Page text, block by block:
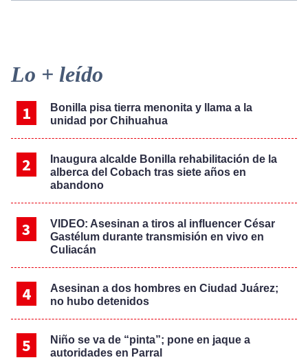
Primary
Sidebar
Lo + leído
Bonilla pisa tierra menonita y llama a la
unidad por Chihuahua
Inaugura alcalde Bonilla rehabilitación de la
alberca del Cobach tras siete años en
abandono
VIDEO: Asesinan a tiros al influencer César
Gastélum durante transmisión en vivo en
Culiacán
Asesinan a dos hombres en Ciudad Juárez;
no hubo detenidos
Niño se va de “pinta”; pone en jaque a
autoridades en Parral